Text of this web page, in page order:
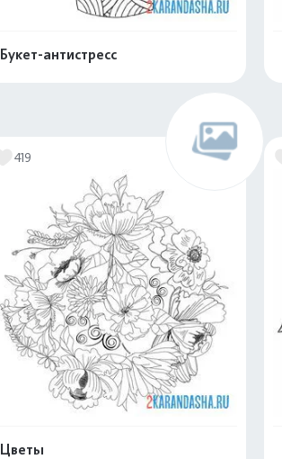
Букет-антистресс
419
Цветы